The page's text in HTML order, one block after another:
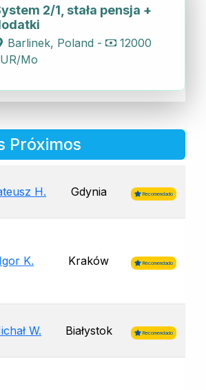
2/1, stała pensja +
Barlinek, Poland -
12000
Mo
Próximos
H. Gdynia Recomendado
Igor K. Kraków Recomendado
W. Białystok Recomendado